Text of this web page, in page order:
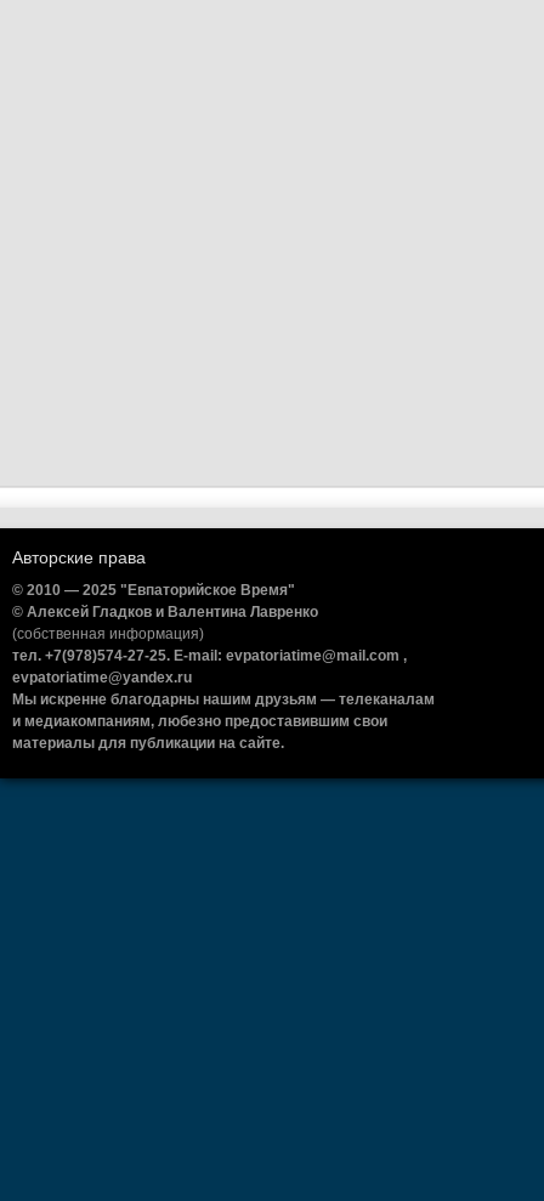
Авторские права
© 2010 — 2025 "Евпаторийское Время"
© Алексей Гладков и Валентина Лавренко
(собственная информация)
тел. +7(978)574-27-25. E-mail: evpatoriatime@mail.com ,
evpatoriatime@yandex.ru
Мы искренне благодарны нашим друзьям — телеканалам
и медиакомпаниям, любезно предоставившим свои
материалы для публикации на сайте.